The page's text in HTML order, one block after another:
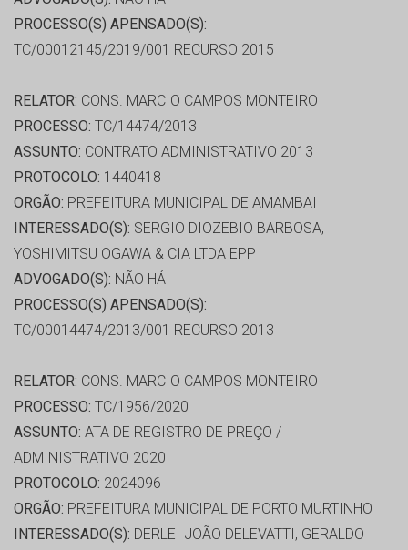
PROCESSO(S) APENSADO(S):
TC/00012145/2019/001 RECURSO 2015
RELATOR: CONS. MARCIO CAMPOS MONTEIRO
PROCESSO: TC/14474/2013
ASSUNTO: CONTRATO ADMINISTRATIVO 2013
PROTOCOLO: 1440418
ORGÃO: PREFEITURA MUNICIPAL DE AMAMBAI
INTERESSADO(S): SERGIO DIOZEBIO BARBOSA,
YOSHIMITSU OGAWA & CIA LTDA EPP
ADVOGADO(S): NÃO HÁ
PROCESSO(S) APENSADO(S):
TC/00014474/2013/001 RECURSO 2013
RELATOR: CONS. MARCIO CAMPOS MONTEIRO
PROCESSO: TC/1956/2020
ASSUNTO: ATA DE REGISTRO DE PREÇO /
ADMINISTRATIVO 2020
PROTOCOLO: 2024096
ORGÃO: PREFEITURA MUNICIPAL DE PORTO MURTINHO
INTERESSADO(S): DERLEI JOÃO DELEVATTI, GERALDO